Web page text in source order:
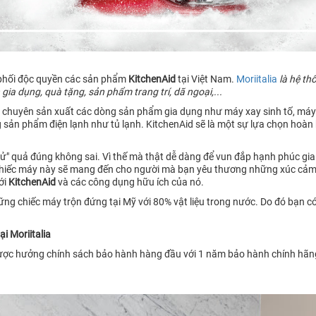
độc quyền các sản phẩm KitchenAid tại Việt Nam. Moriitalia là hệ
dụng, quà tặng, sản phẩm trang trí, dã ngoại,...
sản xuất các dòng sản phẩm gia dụng như máy xay sinh tố,
phẩm điện lạnh như tủ lạnh. KitchenAid sẽ là một sự lựa chọn
quả đúng không sai. Vì thế mà thật dễ dàng để vun đắp hạnh phúc
máy này sẽ mang đến cho người mà bạn yêu thương những xúc
KitchenAid và các công dụng hữu ích của nó.
chiếc máy trộn đứng tại Mỹ với 80% vật liệu trong nước. Do đó bạn
Moriitalia
hưởng chính sách bảo hành hàng đầu với 1 năm bảo hành chính